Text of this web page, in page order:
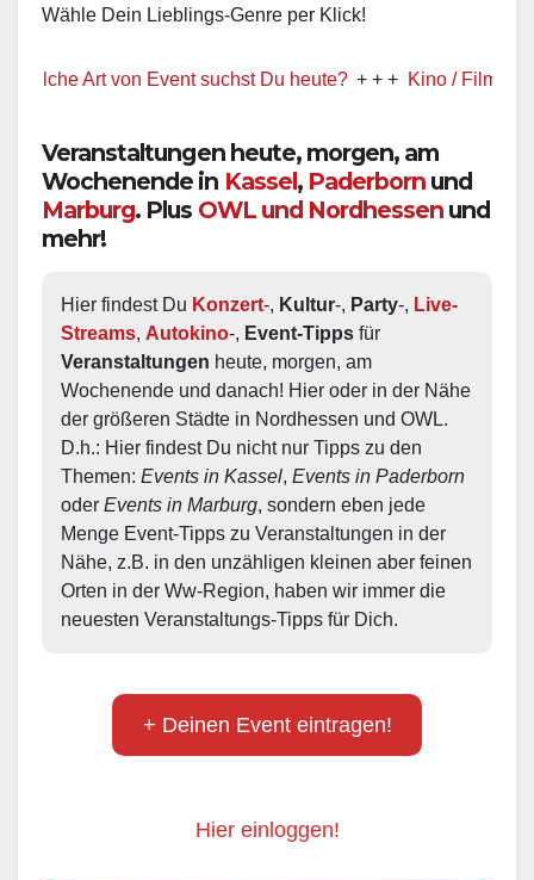
Wähle Dein Lieblings-Genre per Klick!
Art von Event suchst Du heute? + + + Kino / Film + + + Ww
Veranstaltungen heute, morgen, am
Wochenende in Kassel, Paderborn und
Marburg. Plus OWL und Nordhessen und
mehr!
Hier findest Du Konzert-, Kultur-, Party-, Live-
Streams, Autokino-, Event-Tipps
Veranstaltungen heute, morgen, am
Wochenende und danach! Hier oder in der Nähe
der größeren Städte in Nordhessen und OWL.
D.h.: Hier findest Du nicht nur Tipps zu den
Themen: Events in Kassel, Events in Paderborn
oder Events in Marburg, sondern eben jede
Menge Event-Tipps zu Veranstaltungen in der
Nähe, z.B. in den unzähligen kleinen aber feinen
Orten in der Ww-Region, haben wir immer die
neuesten Veranstaltungs-Tipps für Dich.
+ Deinen Event eintragen!
Hier einloggen!